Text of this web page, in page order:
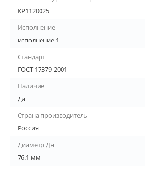
КР1120025
Исполнение
исполнение 1
Стандарт
ГОСТ 17379-2001
Наличие
Да
Страна производитель
Россия
Диаметр Дн
76.1 мм